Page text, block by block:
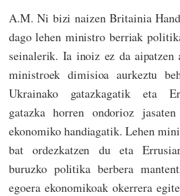
A.M. Ni bizi naizen Britainia
dago lehen ministro berriak
seinalerik. Ia inoiz ez da aipatzen
ministroek dimisioa aurkeztu
Ukrainako gatazkagatik eta
gatazka horren ondorioz
ekonomiko handiagatik. Lehen
bat ordezkatzen du eta
buruzko politika berbera
egoera ekonomikoak okerrera